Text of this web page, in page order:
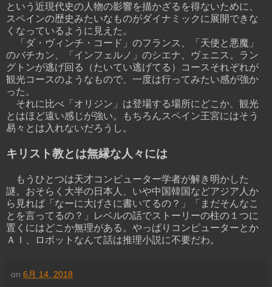
という近現代史の人物の影響を描かざるを得ないために、
スペインの歴史みたいなものがダイナミックに展開できな
くなっているように見えた。
「ダ・ヴィンチ・コード」のフランス、「天使と悪魔」
のバチカン、「インフェルノ」のシエナ、ヴェニス。ラン
グトンが逃げ回る（たいてい逃げてる）コースそれぞれが
観光コースのようなもので、一度は行ってみたい感が強か
った。
それに比べ「オリジン」は登場する場所にどこか、観光
とはほど遠い感じが強い。もちろんスペイン王宮にはそう
易々とは入れないだろうし。
キリスト教とは無縁な人々には
もうひとつは天才コンピューター学者が解き明かした
謎。おそらく大半の日本人、いや中国韓国などアジア人か
ら見れば「なーに大げさに書いてるの？」「まだそんなこ
とを言ってるの？」レベルの話でストーリーの柱の１つに
置くにはどこか無理がある。やっぱりコンピューターとか
ＡＩ、ロボットなんて話は推理小説に不要だわ。
on 6月 14, 2018